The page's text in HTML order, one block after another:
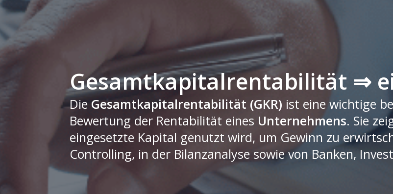
Gesamtkapitalrentabilität ⇒
Die Gesamtkapitalrentabilität (GKR) ist eine wichtige
Bewertung der Rentabilität eines Unternehmens. Sie
eingesetzte Kapital genutzt wird, um Gewinn zu
Controlling, in der Bilanzanalyse sowie von Banken,